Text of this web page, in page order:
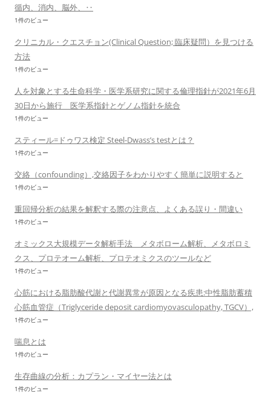
循内、消内、脳外、‥
1件のビュー
クリニカル・クエスチョン(Clinical Question; 臨床疑問）を見つける
方法
1件のビュー
人を対象とする生命科学・医学系研究に関する倫理指針が2021年6月
30日から施行 医学系指針とゲノム指針を統合
1件のビュー
スティール=ドゥワス検定 Steel-Dwass’s testとは？
1件のビュー
交絡（confounding）,交絡因子をわかりやすく簡単に説明すると
1件のビュー
重回帰分析の結果を解釈する際の注意点、よくある誤り・間違い
1件のビュー
オミックス大規模データ解析手法 メタボローム解析、メタボロミ
クス、プロテオーム解析、プロテオミクスのツールなど
1件のビュー
心筋における脂肪酸代謝と代謝異常が原因となる疾患:中性脂肪蓄積
心筋血管症（Triglyceride deposit cardiomyovasculopathy, TGCV）,
1件のビュー
喘息とは
1件のビュー
生存曲線の分析：カプラン・マイヤー法とは
1件のビュー